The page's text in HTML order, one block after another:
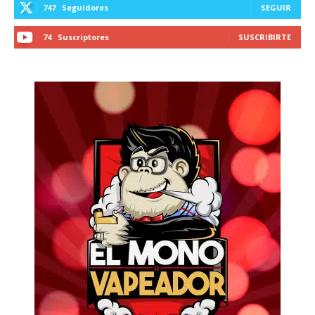
747 Seguidores SEGUIR
74 Suscriptores SUSCRIBIRTE